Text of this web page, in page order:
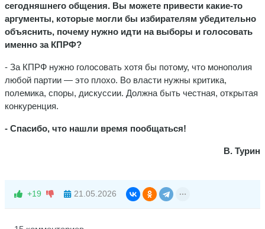
сегодняшнего общения. Вы можете привести какие-то
аргументы, которые могли бы избирателям убедительно
объяснить, почему нужно идти на выборы и голосовать
именно за КПРФ?
- За КПРФ нужно голосовать хотя бы потому, что монополия
любой партии — это плохо. Во власти нужны критика,
полемика, споры, дискуссии. Должна быть честная, открытая
конкуренция.
- Спасибо, что нашли время пообщаться!
В. Турин
+19 21.05.2026